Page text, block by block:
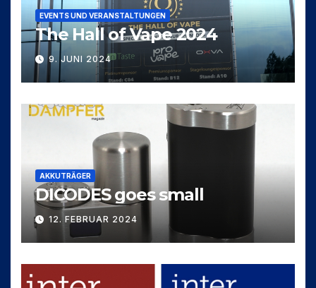
EVENTS UND VERANSTALTUNGEN
The Hall of Vape 2024
9. JUNI 2024
AKKUTRÄGER
DICODES goes small
12. FEBRUAR 2024